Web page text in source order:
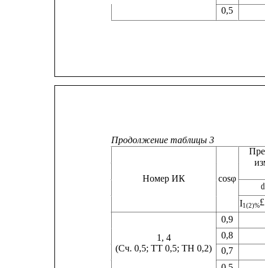
0,5
Продолжение таблицы 3
d
Номер ИК cosφ
I1(2)%
0,9
1, 4
0,8
(Сч. 0,5; ТТ 0,5; ТН 0,2)
0,7